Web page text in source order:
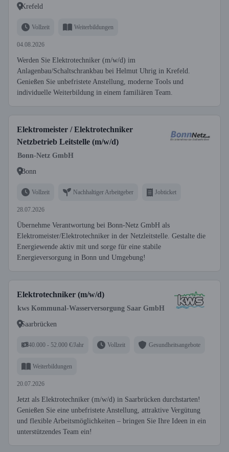
Krefeld
Vollzeit Weiterbildungen
04.08.2026
Werden Sie Elektrotechniker (m/w/d) im
Anlagenbau/Schaltschrankbau bei Helmut Uhrig in Krefeld.
Genießen Sie unbefristete Anstellung, moderne Tools und
individuelle Weiterbildung in einem familiären Team.
Elektromeister / Elektrotechniker
Netzbetrieb Leitstelle (m/w/d)
Bonn-Netz GmbH
Bonn
Vollzeit Nachhaltiger Arbeitgeber Jobticket
28.07.2026
Übernehme Verantwortung bei Bonn-Netz GmbH als
Elektromeister/Elektrotechniker in der Netzleitstelle. Gestalte die
Energiewende aktiv mit und sorge für eine stabile
Energieversorgung in Bonn und Umgebung!
Elektrotechniker (m/w/d)
kws Kommunal-Wasserversorgung Saar GmbH
Saarbrücken
40.000 - 52.000 €/Jahr Vollzeit Gesundheitsangebote
Weiterbildungen
20.07.2026
Jetzt als Elektrotechniker (m/w/d) in Saarbrücken durchstarten!
Genießen Sie eine unbefristete Anstellung, attraktive Vergütung
und flexible Arbeitsmöglichkeiten – bringen Sie Ihre Ideen in ein
unterstützendes Team ein!